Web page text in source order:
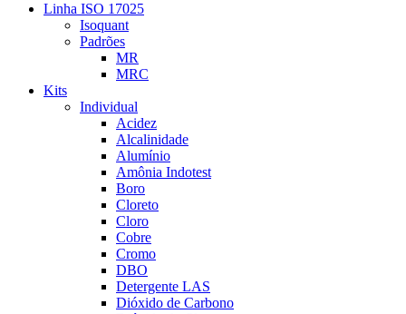
Linha ISO 17025
Isoquant
Padrões
MR
MRC
Kits
Individual
Acidez
Alcalinidade
Alumínio
Amônia Indotest
Boro
Cloreto
Cloro
Cobre
Cromo
DBO
Detergente LAS
Dióxido de Carbono